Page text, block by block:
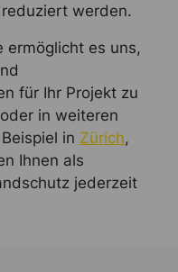
werden.
ermöglicht es uns,
für Ihr Projekt zu
in weiteren
in Zürich,
Ihnen als
jederzeit